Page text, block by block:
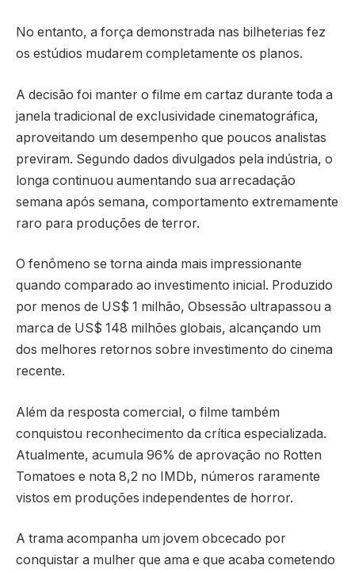
No entanto, a força demonstrada nas bilheterias fez
os estúdios mudarem completamente os planos.
A decisão foi manter o filme em cartaz durante toda a
janela tradicional de exclusividade cinematográfica,
aproveitando um desempenho que poucos analistas
previram. Segundo dados divulgados pela indústria, o
longa continuou aumentando sua arrecadação
semana após semana, comportamento extremamente
raro para produções de terror.
O fenômeno se torna ainda mais impressionante
quando comparado ao investimento inicial. Produzido
por menos de US$ 1 milhão, Obsessão ultrapassou a
marca de US$ 148 milhões globais, alcançando um
dos melhores retornos sobre investimento do cinema
recente.
Além da resposta comercial, o filme também
conquistou reconhecimento da crítica especializada.
Atualmente, acumula 96% de aprovação no Rotten
Tomatoes e nota 8,2 no IMDb, números raramente
vistos em produções independentes de horror.
A trama acompanha um jovem obcecado por
conquistar a mulher que ama e que acaba cometendo